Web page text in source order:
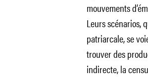
mouvements
Leurs scénarios,
patriarcale, se
trouver des
indirecte, la